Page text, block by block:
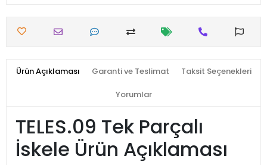
Ürün Açıklaması Garanti ve Teslimat Taksit Seçenekleri
Yorumlar
TELES.09 Tek Parçalı
İskele Ürün Açıklaması